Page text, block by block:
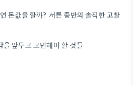
돈값을 할까? 서른 중반의 솔직한 고찰
을 앞두고 고민해야 할 것들